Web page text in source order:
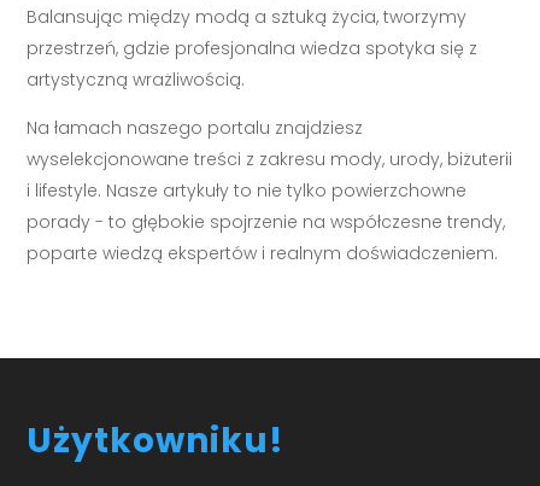
Balansując między modą a sztuką życia, tworzymy
przestrzeń, gdzie profesjonalna wiedza spotyka się z
artystyczną wrażliwością.
Na łamach naszego portalu znajdziesz
wyselekcjonowane treści z zakresu mody, urody, biżuterii
i lifestyle. Nasze artykuły to nie tylko powierzchowne
porady - to głębokie spojrzenie na współczesne trendy,
poparte wiedzą ekspertów i realnym doświadczeniem.
Użytkowniku!